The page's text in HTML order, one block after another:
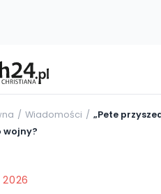
Wiadomości
„Pete
wojny?
2026